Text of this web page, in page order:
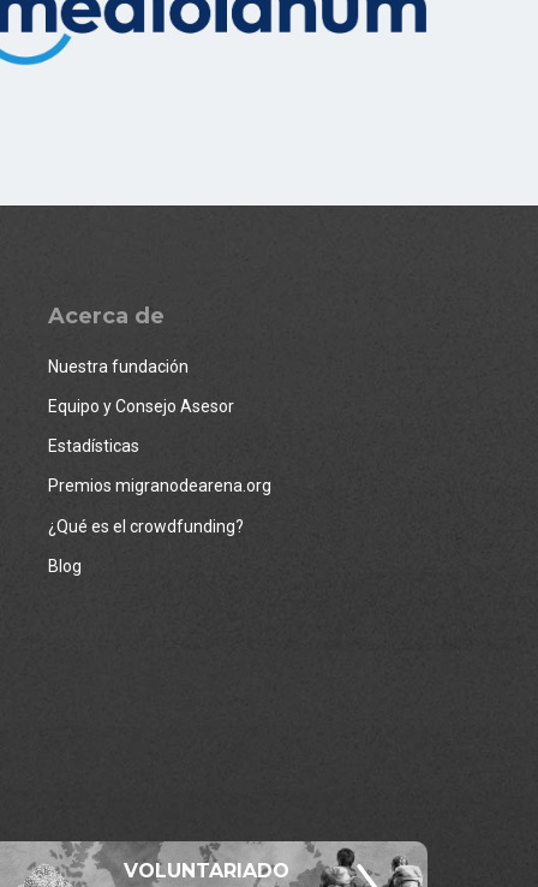
Acerca de
Nuestra fundación
Equipo y Consejo Asesor
Estadísticas
Premios migranodearena.org
¿Qué es el crowdfunding?
Blog
VOLUNTARIADO